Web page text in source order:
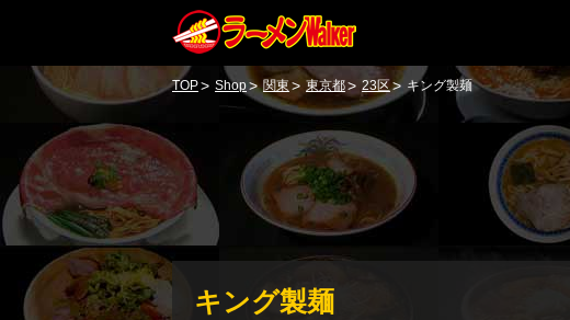
TOP> Shop> 関東 > 東京都> 23区 > キング製麺
キング製麺